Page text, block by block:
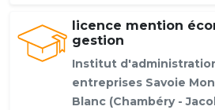
licence mention
gestion
Institut
entreprises Savoie
Blanc (Chambéry -